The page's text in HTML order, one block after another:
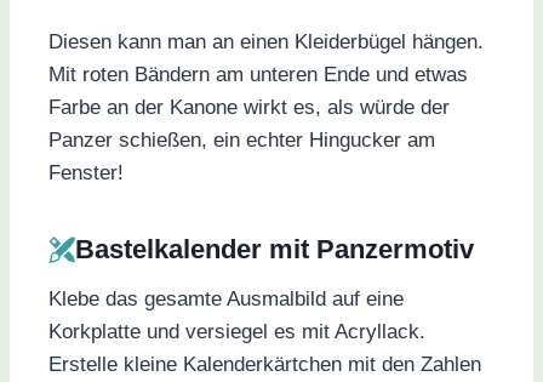
Diesen kann man an einen Kleiderbügel hängen.
Mit roten Bändern am unteren Ende und etwas
Farbe an der Kanone wirkt es, als würde der
Panzer schießen, ein echter Hingucker am
Fenster!
Bastelkalender mit Panzermotiv
Klebe das gesamte Ausmalbild auf eine
Korkplatte und versiegel es mit Acryllack.
Erstelle kleine Kalenderkärtchen mit den Zahlen